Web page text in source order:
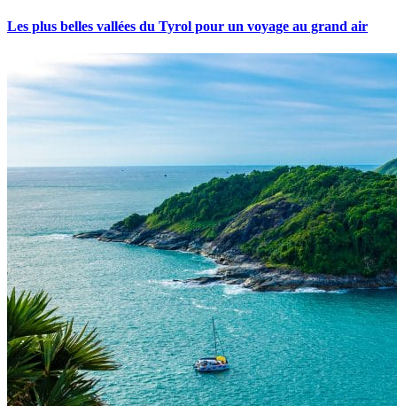
Les plus belles vallées du Tyrol pour un voyage au grand air